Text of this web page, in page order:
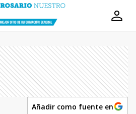
Añadir como fuente en